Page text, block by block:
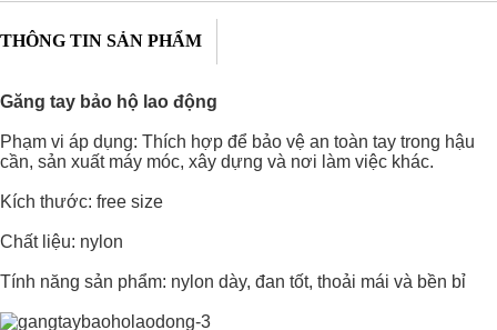
THÔNG TIN SẢN PHẨM
Găng tay bảo hộ lao động
Phạm vi áp dụng: Thích hợp để bảo vệ an toàn tay trong hậu
cần, sản xuất máy móc, xây dựng và nơi làm việc khác.
Kích thước: free size
Chất liệu: nylon
Tính năng sản phẩm: nylon dày, đan tốt, thoải mái và bền bỉ